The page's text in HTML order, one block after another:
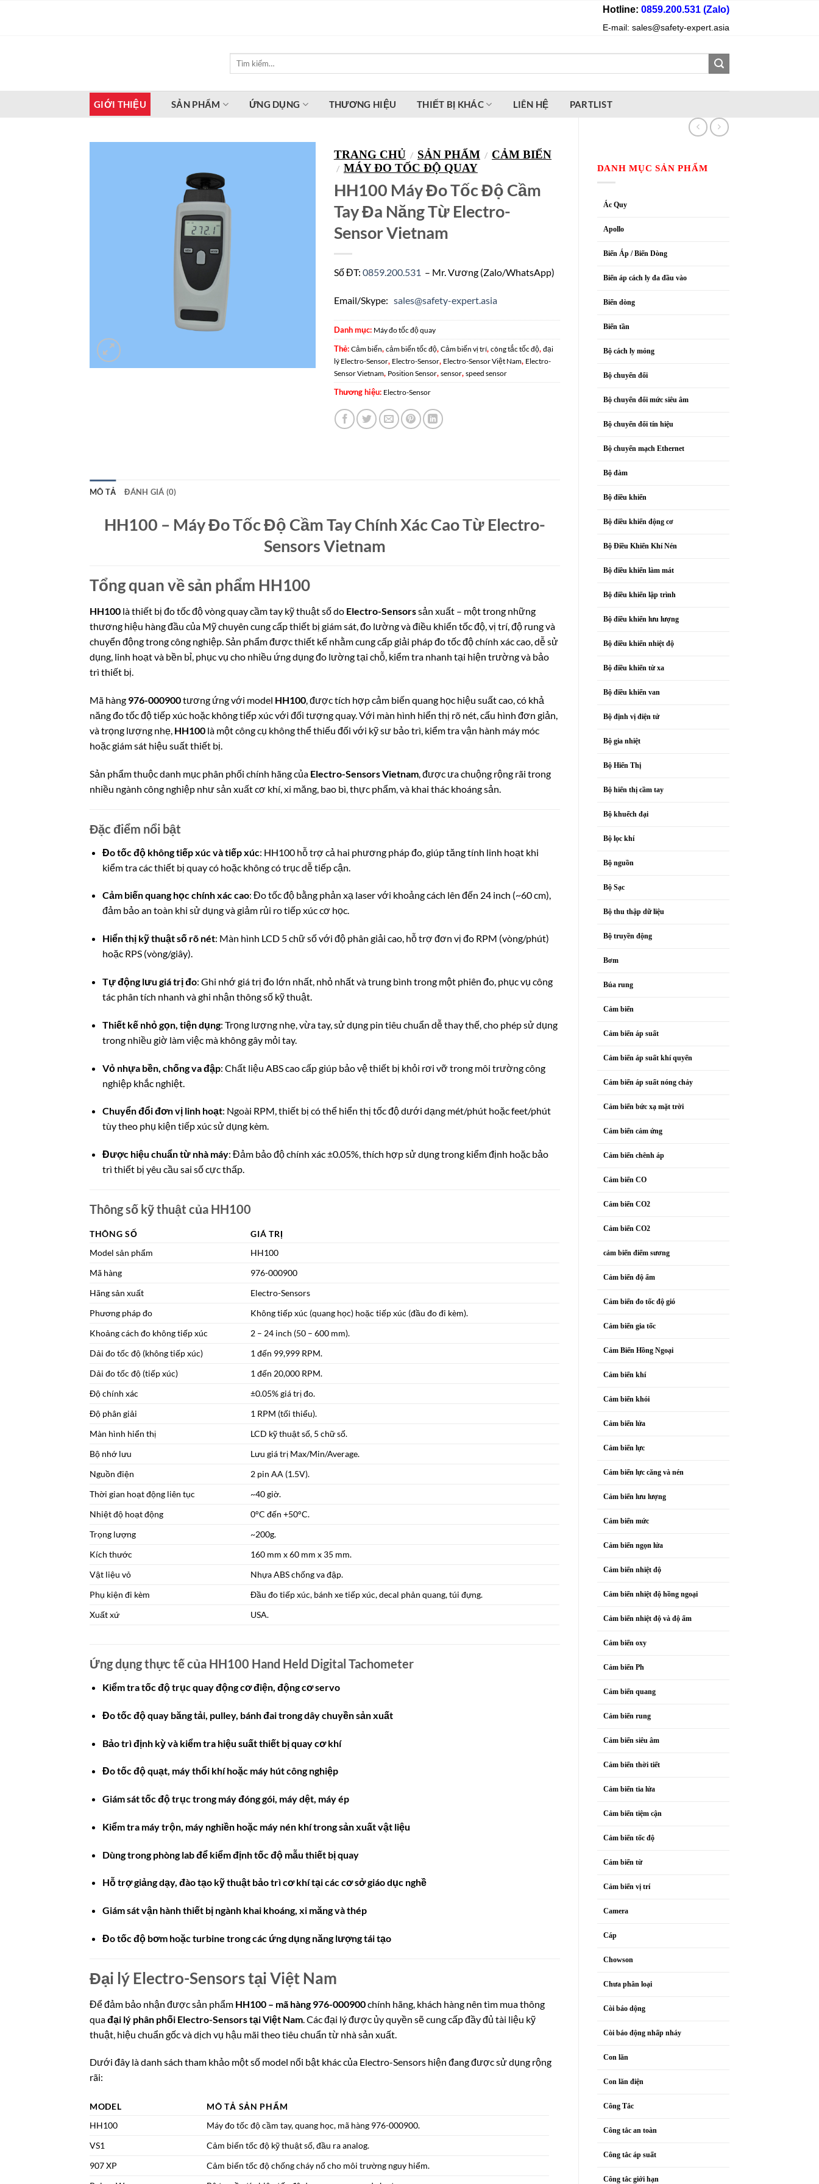
Hotline: 0859.200.531 (Zalo)
E-mail: sales@safety-expert.asia
GIỚI THIỆU SẢN PHẨM ỨNG DỤNG THƯƠNG HIỆU THIẾT BỊ KHÁC LIÊN HỆ PARTLIST
DANH MỤC SẢN PHẨM
Ác Quy
Apollo
Biến Áp / Biến Dòng
Biến áp cách ly đa đầu vào
Biến dòng
Biến tần
Bộ cách ly mỏng
Bộ chuyển đổi
Bộ chuyển đổi mức siêu âm
Bộ chuyển đổi tín hiệu
Bộ chuyển mạch Ethernet
Bộ đàm
Bộ điều khiển
Bộ điều khiển động cơ
Bộ Điều Khiển Khí Nén
Bộ điều khiển làm mát
Bộ điều khiển lập trình
Bộ điều khiển lưu lượng
Bộ điều khiển nhiệt độ
Bộ điều khiển từ xa
Bộ điều khiển van
Bộ định vị điện tử
Bộ gia nhiệt
Bộ Hiển Thị
Bộ hiển thị cầm tay
Bộ khuếch đại
Bộ lọc khí
Bộ nguồn
Bộ Sạc
Bộ thu thập dữ liệu
Bộ truyền động
Bơm
Búa rung
Cảm biến
Cảm biến áp suất
Cảm biến áp suất khí quyển
Cảm biến áp suất nóng chảy
Cảm biến bức xạ mặt trời
Cảm biến cảm ứng
Cảm biến chênh áp
Cảm biến CO
Cảm biến CO2
Cảm biến CO2
cảm biến điểm sương
Cảm biến độ ẩm
Cảm biến đo tốc độ gió
Cảm biến gia tốc
Cảm Biến Hồng Ngoại
Cảm biến khí
Cảm biến khói
Cảm biến lửa
Cảm biến lực
Cảm biến lực căng và nén
Cảm biến lưu lượng
Cảm biến mức
Cảm biến ngọn lửa
Cảm biến nhiệt độ
Cảm biến nhiệt độ hồng ngoại
Cảm biến nhiệt độ và độ ẩm
Cảm biến oxy
Cảm biến Ph
Cảm biến quang
Cảm biến rung
Cảm biến siêu âm
Cảm biến thời tiết
Cảm biến tia lửa
Cảm biến tiệm cận
Cảm biến tốc độ
Cảm biến từ
Cảm biến vị trí
Camera
Cáp
Chowson
Chưa phân loại
Còi báo dộng
Còi báo động nhấp nháy
Con lăn
Con lăn điện
Công Tắc
Công tắc an toàn
Công tắc áp suất
Công tắc giới hạn
TRANG CHỦ / SẢN PHẨM / CẢM BIẾN
/ MÁY ĐO TỐC ĐỘ QUAY
HH100 Máy Đo Tốc Độ Cầm
Tay Đa Năng Từ Electro-
Sensor Vietnam
Số ĐT: 0859.200.531 – Mr. Vương (Zalo/WhatsApp)
Email/Skype: sales@safety-expert.asia
Danh mục: Máy đo tốc độ quay
Thẻ: Cảm biến, cảm biến tốc độ, Cảm biến vị trí, công tắc tốc độ, đại
lý Electro-Sensor, Electro-Sensor, Electro-Sensor Việt Nam, Electro-
Sensor Vietnam, Position Sensor, sensor, speed sensor
Thương hiệu: Electro-Sensor
MÔ TẢ ĐÁNH GIÁ (0)
HH100 – Máy Đo Tốc Độ Cầm Tay Chính Xác Cao Từ Electro-
Sensors Vietnam
Tổng quan về sản phẩm HH100
HH100 là thiết bị đo tốc độ vòng quay cầm tay kỹ thuật số do Electro-Sensorssản xuất – một trong những
thương hiệu hàng đầu của Mỹ chuyên cung cấp thiết bị giám sát, đo lường và điều khiển tốc độ, vị trí, độ rung và
chuyển động trong công nghiệp. Sản phẩm được thiết kế nhằm cung cấp giải pháp đo tốc độ chính xác cao, dễ sử
dụng, linh hoạt và bền bỉ, phục vụ cho nhiều ứng dụng đo lường tại chỗ, kiểm tra nhanh tại hiện trường và bảo
trì thiết bị.
Mã hàng 976-000900tương ứng với model HH100, được tích hợp cảm biến quang học hiệu suất cao, có khả
năng đo tốc độ tiếp xúc hoặc không tiếp xúc với đối tượng quay. Với màn hình hiển thị rõ nét, cấu hình đơn giản,
và trọng lượng nhẹ, HH100 là một công cụ không thể thiếu đối với kỹ sư bảo trì, kiểm tra vận hành máy móc
hoặc giám sát hiệu suất thiết bị.
Sản phẩm thuộc danh mục phân phối chính hãng của Electro-Sensors Vietnam , được ưa chuộng rộng rãi trong
nhiều ngành công nghiệp như sản xuất cơ khí, xi măng, bao bì, thực phẩm, và khai thác khoáng sản.
Đặc điểm nổi bật
Đo tốc độ không tiếp xúc và tiếp xúc: HH100 hỗ trợ cả hai phương pháp đo, giúp tăng tính linh hoạt khi
kiểm tra các thiết bị quay có hoặc không có trục dễ tiếp cận.
Cảm biến quang học chính xác cao: Đo tốc độ bằng phản xạ laser với khoảng cách lên đến 24 inch (~60 cm),
đảm bảo an toàn khi sử dụng và giảm rủi ro tiếp xúc cơ học.
Hiển thị kỹ thuật số rõ nét: Màn hình LCD 5 chữ số với độ phân giải cao, hỗ trợ đơn vị đo RPM (vòng/phút)
hoặc RPS (vòng/giây).
Tự động lưu giá trị đo: Ghi nhớ giá trị đo lớn nhất, nhỏ nhất và trung bình trong một phiên đo, phục vụ công
tác phân tích nhanh và ghi nhận thông số kỹ thuật.
Thiết kế nhỏ gọn, tiện dụng: Trọng lượng nhẹ, vừa tay, sử dụng pin tiêu chuẩn dễ thay thế, cho phép sử dụng
trong nhiều giờ làm việc mà không gây mỏi tay.
Vỏ nhựa bền, chống va đập: Chất liệu ABS cao cấp giúp bảo vệ thiết bị khỏi rơi vỡ trong môi trường công
nghiệp khắc nghiệt.
Chuyển đổi đơn vị linh hoạt: Ngoài RPM, thiết bị có thể hiển thị tốc độ dưới dạng mét/phút hoặc feet/phút
tùy theo phụ kiện tiếp xúc sử dụng kèm.
Được hiệu chuẩn từ nhà máy: Đảm bảo độ chính xác ±0.05%, thích hợp sử dụng trong kiểm định hoặc bảo
trì thiết bị yêu cầu sai số cực thấp.
Thông số kỹ thuật của HH100
THÔNG SỐ
GIÁ TRỊ
Model sản phẩm
HH100
Mã hàng
976-000900
Hãng sản xuất
Electro-Sensors
Phương pháp đo
Không tiếp xúc (quang học) hoặc tiếp xúc (đầu đo đi kèm).
Khoảng cách đo không tiếp xúc
2 – 24 inch (50 – 600 mm).
Dải đo tốc độ (không tiếp xúc)
1 đến 99,999 RPM.
Dải đo tốc độ (tiếp xúc)
1 đến 20,000 RPM.
Độ chính xác
±0.05% giá trị đo.
Độ phân giải
1 RPM (tối thiểu).
Màn hình hiển thị
LCD kỹ thuật số, 5 chữ số.
Bộ nhớ lưu
Lưu giá trị Max/Min/Average.
Nguồn điện
2 pin AA (1.5V).
Thời gian hoạt động liên tục
~40 giờ.
Nhiệt độ hoạt động
0°C đến +50°C.
Trọng lượng
~200g.
Kích thước
160 mm x 60 mm x 35 mm.
Vật liệu vỏ
Nhựa ABS chống va đập.
Phụ kiện đi kèm
Đầu đo tiếp xúc, bánh xe tiếp xúc, decal phản quang, túi đựng.
Xuất xứ
USA.
Ứng dụng thực tế của HH100 Hand Held Digital Tachometer
Kiểm tra tốc độ trục quay động cơ điện, động cơ servo
Đo tốc độ quay băng tải, pulley, bánh đai trong dây chuyền sản xuất
Bảo trì định kỳ và kiểm tra hiệu suất thiết bị quay cơ khí
Đo tốc độ quạt, máy thổi khí hoặc máy hút công nghiệp
Giám sát tốc độ trục trong máy đóng gói, máy dệt, máy ép
Kiểm tra máy trộn, máy nghiền hoặc máy nén khí trong sản xuất vật liệu
Dùng trong phòng lab để kiểm định tốc độ mẫu thiết bị quay
Hỗ trợ giảng dạy, đào tạo kỹ thuật bảo trì cơ khí tại các cơ sở giáo dục nghề
Giám sát vận hành thiết bị ngành khai khoáng, xi măng và thép
Đo tốc độ bơm hoặc turbine trong các ứng dụng năng lượng tái tạo
Đại lý Electro-Sensors tại Việt Nam
Để đảm bảo nhận được sản phẩm HH100 – mã hàng 976-000900chính hãng, khách hàng nên tìm mua thông
quađại lý phân phối Electro-Sensors tại Việt Nam . Các đại lý được ủy quyền sẽ cung cấp đầy đủ tài liệu kỹ
thuật, hiệu chuẩn gốc và dịch vụ hậu mãi theo tiêu chuẩn từ nhà sản xuất.
Dưới đây là danh sách tham khảo một số model nổi bật khác của Electro-Sensors hiện đang được sử dụng rộng
rãi:
MODEL
MÔ TẢ SẢN PHẨM
HH100
Máy đo tốc độ cầm tay, quang học, mã hàng 976-000900.
VS1
Cảm biến tốc độ kỹ thuật số, đầu ra analog.
907 XP
Cảm biến tốc độ chống cháy nổ cho môi trường nguy hiểm.